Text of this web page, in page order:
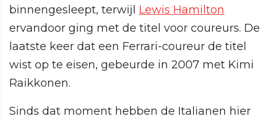
binnengesleept, terwijl Lewis Hamilton
ervandoor ging met de titel voor coureurs. De
laatste keer dat een Ferrari-coureur de titel
wist op te eisen, gebeurde in 2007 met Kimi
Raikkonen.
Sinds dat moment hebben de Italianen hier